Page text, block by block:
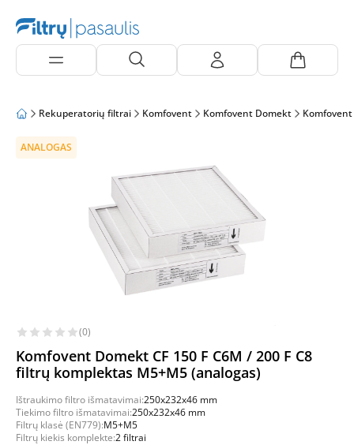
Rekuperatorių filtrai Komfovent Komfovent Domekt
ANALOGAS
(0)
Komfovent Domekt CF 150 F C6M / 200 F C8
filtrų komplektas M5+M5 (analogas)
Ištraukimo filtro išmatavimai:250x232x46 mm
Tiekimo filtro išmatavimai:250x232x46 mm
Filtrų klasė (EN779):M5+M5
Filtrų kiekis komplekte:2 filtrai